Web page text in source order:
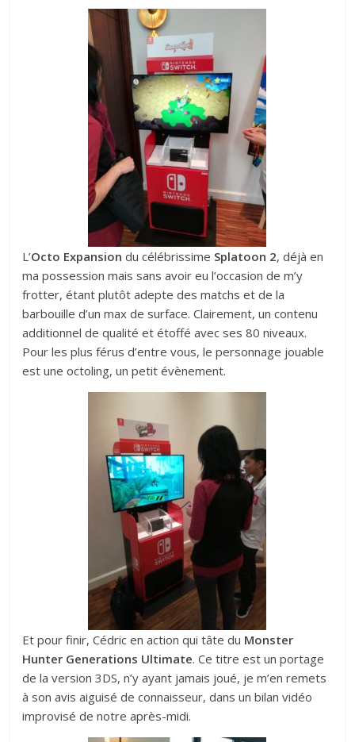
L’Octo Expansion du célébrissime Splatoon 2, déjà en
ma possession mais sans avoir eu l’occasion de m’y
frotter, étant plutôt adepte des matchs et de la
barbouille d’un max de surface. Clairement, un contenu
additionnel de qualité et étoffé avec ses 80 niveaux.
Pour les plus férus d’entre vous, le personnage jouable
est une octoling, un petit évènement.
Et pour finir, Cédric en action qui tâte du Monster
Hunter Generations Ultimate. Ce titre est un portage
de la version 3DS, n’y ayant jamais joué, je m’en remets
à son avis aiguisé de connaisseur, dans un bilan vidéo
improvisé de notre après-midi.